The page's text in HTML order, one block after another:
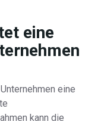
eine
eine
kann die